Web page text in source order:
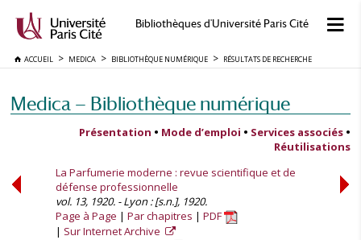
Bibliothèques d'Université Paris Cité
ACCUEIL MEDICA BIBLIOTHÈQUE NUMÉRIQUE RÉSULTATS DE RECHERCHE
Medica — Bibliothèque numérique
Présentation • Mode d’emploi • Services associés •
Réutilisations
La Parfumerie moderne : revue scientifique et de
défense professionnelle
vol. 13, 1920. - Lyon : [s.n.], 1920.
Page à Page
Par chapitres
PDF
Sur Internet Archive